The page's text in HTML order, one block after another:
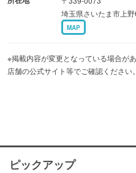
埼玉県さいたま市上
MAP
※掲載内容が変更となっている場合が
店舗の公式サイト等でご確認ください。
ピックアップ